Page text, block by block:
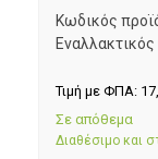
Κωδικός
Τιμή με ΦΠΑ:
Σε απόθεμα
Διαθέσιμο και